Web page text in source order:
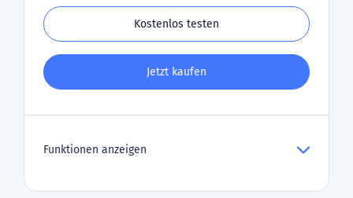
Kostenlos testen
Jetzt kaufen
Funktionen anzeigen